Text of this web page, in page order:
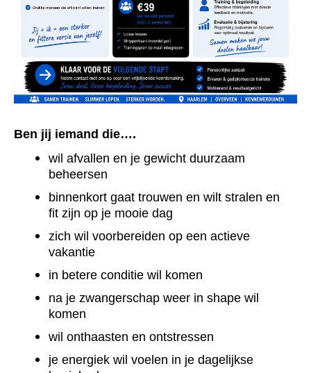
Ben jij iemand die….
wil afvallen en je gewicht duurzaam
beheersen
binnenkort gaat trouwen en wilt stralen en
fit zijn op je mooie dag
zich wil voorbereiden op een actieve
vakantie
in betere conditie wil komen
na je zwangerschap weer in shape wil
komen
wil onthaasten en ontstressen
je energiek wil voelen in je dagelijkse